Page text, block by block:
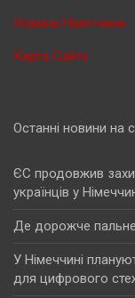
Новини Німеччини
Карта Сайту
Останні новини на
ЄС продовжив
українців у
Де дорожче
У Німеччині
для цифрового